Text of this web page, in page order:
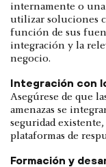
internamente o una
utilizar soluciones
función de sus
integración y la
negocio.
Integración con
Asegúrese de que
amenazas se
seguridad
plataformas de
Formación y